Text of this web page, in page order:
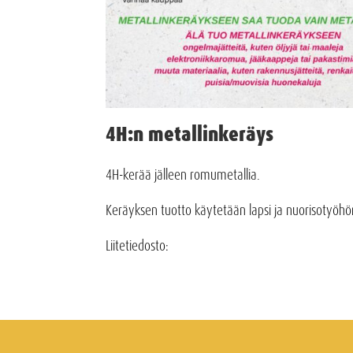
4H:n metallinkeräys
4H-kerää jälleen romumetallia.
Keräyksen tuotto käytetään lapsi ja
Liitetiedosto: